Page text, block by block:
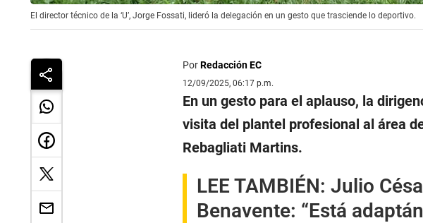
El director técnico de la ‘U’, Jorge Fossati, lideró la delegación en un gesto que trasciende lo deportivo.
PorRedacción EC
12/09/2025, 06:17 p.m.
En un gesto para el aplauso, la
visita del plantel profesional al área
Rebagliati Martins.
LEE TAMBIÉN: Julio
Benavente: “Está